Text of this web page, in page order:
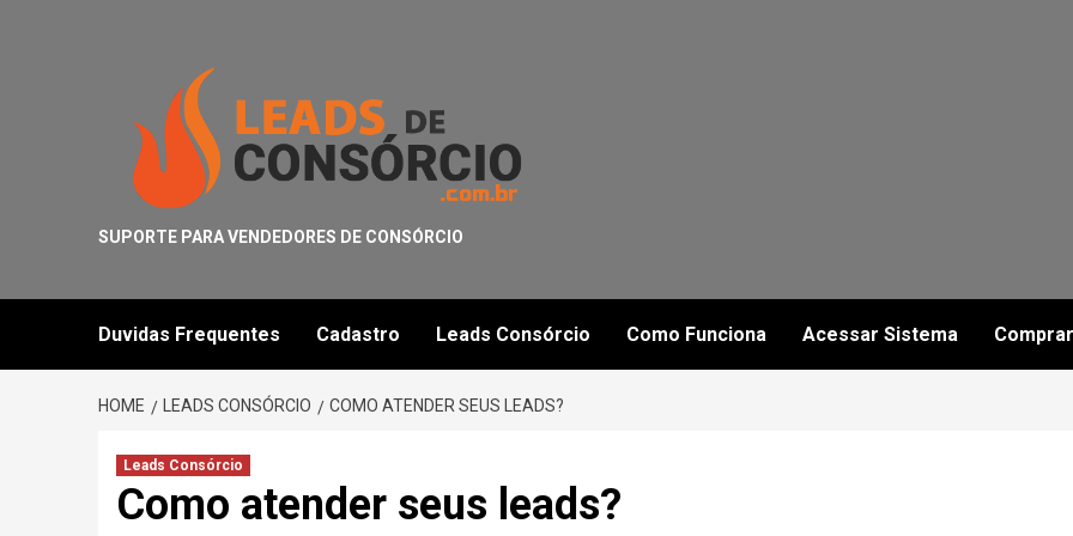
SUPORTE PARA VENDEDORES DE CONSÓRCIO
Duvidas Frequentes Cadastro Leads Consórcio Como Funciona Acessar Sistema
HOME LEADS CONSÓRCIO COMO ATENDER SEUS LEADS?
Leads Consórcio
Como atender seus leads?